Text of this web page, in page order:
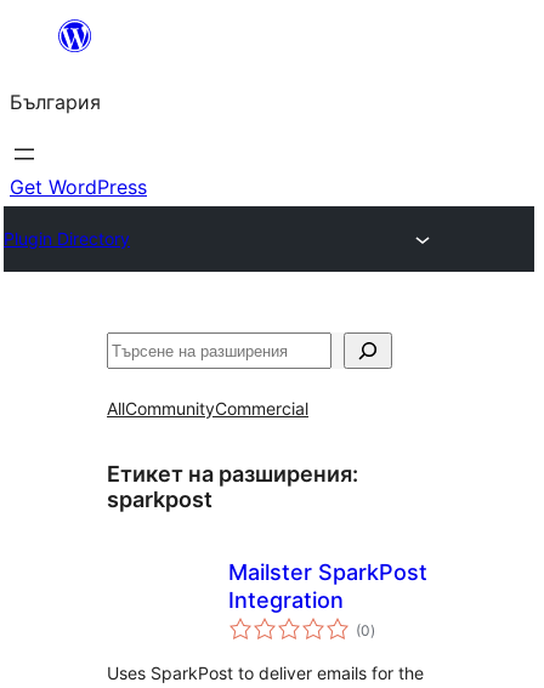
България
Get WordPress
Plugin Directory
Търсене
AllCommunityCommercial
Етикет на разширения:
sparkpost
Mailster SparkPost
Integration
(0общо
оценки
)
Uses SparkPost to deliver emails for the